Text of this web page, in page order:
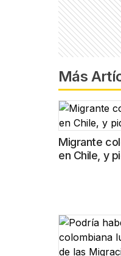
Más
Migrante
en Chile, y